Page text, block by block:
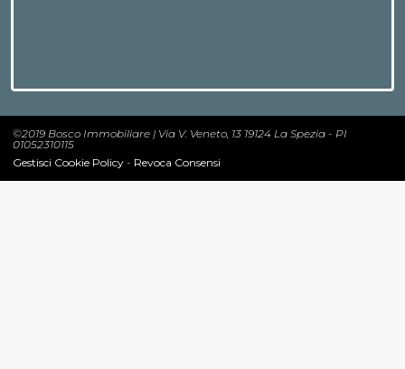
©2019 Bosco Immobiliare | Via V. Veneto, 13 19124 La Spezia - PI
01052310115
Gestisci Cookie Policy - Revoca Consensi